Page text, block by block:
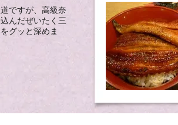
ですが、高級奈
んだぜいたく三
グッと深めま